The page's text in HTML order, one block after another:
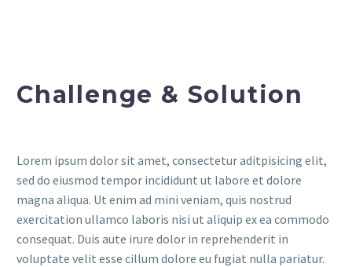
Challenge & Solution
Lorem ipsum dolor sit amet, consectetur aditpisicing elit,
sed do eiusmod tempor incididunt ut labore et dolore
magna aliqua. Ut enim ad mini veniam, quis nostrud
exercitation ullamco laboris nisi ut aliquip ex ea commodo
consequat. Duis aute irure dolor in reprehenderit in
voluptate velit esse cillum dolore eu fugiat nulla pariatur.